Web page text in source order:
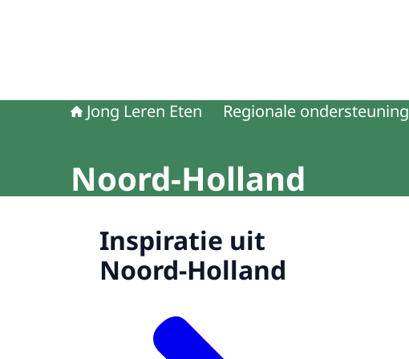
Jong Leren Eten Regionale ondersteuning
Noord-Holland
Inspiratie uit
Noord-Holland